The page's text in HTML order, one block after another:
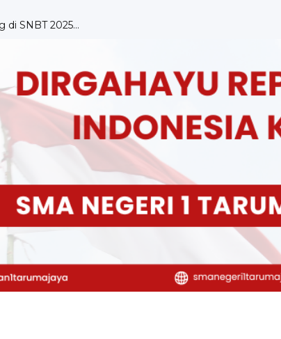
di SNBT 2025...
Sosialisasi ...
1 Tarumaja...
...
OLEH DUTA HUKUM &...
2024 SMA ...
da...
Merdek...
Kuasai Bah...
Lingkunga...